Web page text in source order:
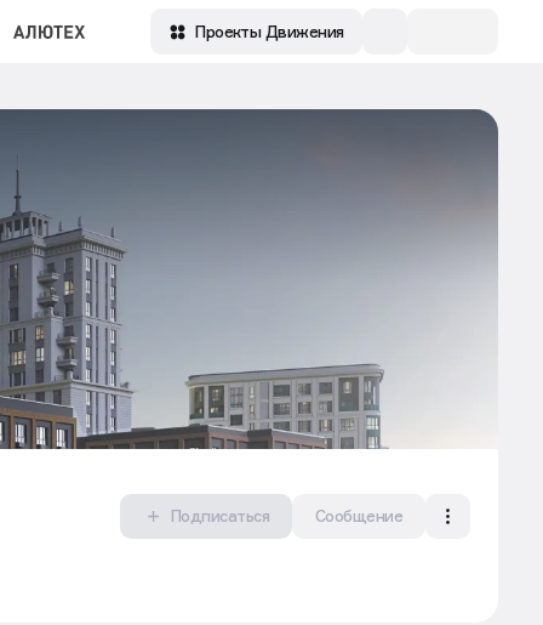
Проекты Движения
Подписаться Сообщение